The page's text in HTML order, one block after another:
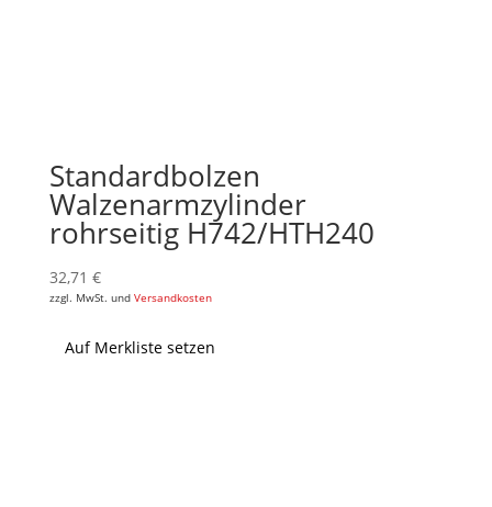
Standardbolzen
Walzenarmzylinder
rohrseitig H742/HTH240
32,71 €
zzgl. MwSt. und Versandkosten
Auf Merkliste setzen